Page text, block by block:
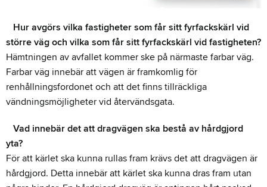
Hur avgörs vilka fastigheter som får sitt fyrfackskärl vid
större väg och vilka som får sitt fyrfackskärl vid fastigheten?
Hämtningen av avfallet kommer ske på närmaste farbar väg.
Farbar väg innebär att vägen är framkomlig för
renhållningsfordonet och att det finns tillräckliga
vändningsmöjligheter vid återvändsgata.
Vad innebär det att dragvägen ska bestå av hårdgjord
yta?
För att kärlet ska kunna rullas fram krävs det att dragvägen är
hårdgjord. Detta innebär att kärlet ska kunna dras fram utan